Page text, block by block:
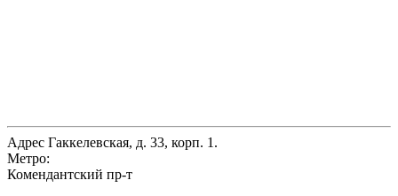
Адрес Гаккелевская, д. 33, корп. 1.
Метро:
Комендантский пр-т